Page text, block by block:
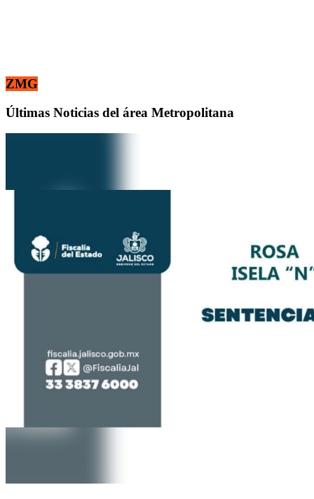
ZMG
Últimas Noticias del área Metropolitana